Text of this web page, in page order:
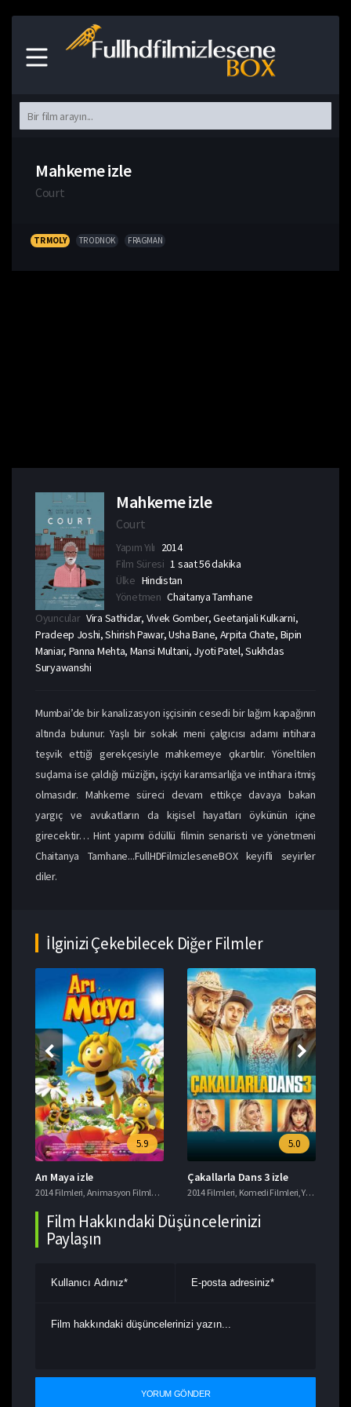
Mahkeme izle
Court
TR MOLY TR ODNOK FRAGMAN
Mahkeme izle
Court
Yapım Yılı 2014
Film Süresi 1 saat 56 dakika
Ülke Hindistan
Yönetmen Chaitanya Tamhane
Oyuncular Vira Sathidar, Vivek Gomber, Geetanjali Kulkarni,
Pradeep Joshi, Shirish Pawar, Usha Bane, Arpita Chate, Bipin
Maniar, Panna Mehta, Mansi Multani, Jyoti Patel, Sukhdas
Suryawanshi
Mumbai’de bir kanalizasyon işçisinin cesedi bir lağım kapağının
altında bulunur. Yaşlı bir sokak meni çalgıcısı adamı intihara
teşvik ettiği gerekçesiyle mahkemeye çıkartılır. Yöneltilen
suçlama ise çaldığı müziğin, işçiyi karamsarlığa ve intihara itmiş
olmasıdır. Mahkeme süreci devam ettikçe davaya bakan
yargıç ve avukatların da kişisel hayatları öykünün içine
girecektir… Hint yapımı ödüllü filmin senaristi ve yönetmeni
Chaitanya Tamhane...FullHDFilmizleseneBOX keyifli seyirler
diler.
İlginizi Çekebilecek Diğer Filmler
Filmler
5.9
Arı Maya izle
2014 Filmleri Animasyon Filmleri Komedi Filmleri,Macera Filmleri
5.0
Çakallarla Dans 3 izle
2014 Filmleri Komedi Filmleri ,Yerli Filmler
Film Hakkındaki Düşüncelerinizi
Paylaşın